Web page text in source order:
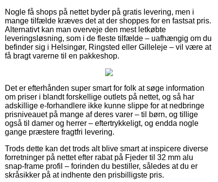
Nogle få shops på nettet byder på gratis levering, men i
mange tilfælde kræves det at der shoppes for en fastsat pris.
Alternativt kan man overveje den mest letkøbte
leveringsløsning, som i de fleste tilfælde – uafhængig om du
befinder sig i Helsingør, Ringsted eller Gilleleje – vil være at
få bragt varerne til en pakkeshop.
Det er efterhånden super smart for folk at søge information
om priser i blandt forskellige outlets på nettet, og så har
adskillige e-forhandlere ikke kunne slippe for at nedbringe
prisniveauet på mange af deres varer – til børn, og tillige
også til damer og herrer – eftertrykkeligt, og endda nogle
gange præstere fragtfri levering.
Trods dette kan det trods alt blive smart at inspicere diverse
forretninger på nettet efter rabat på Fjeder til 32 mm alu
snap-frame profil – forinden du bestiller, således at du er
skråsikker på at indhente den prisbilligste pris.